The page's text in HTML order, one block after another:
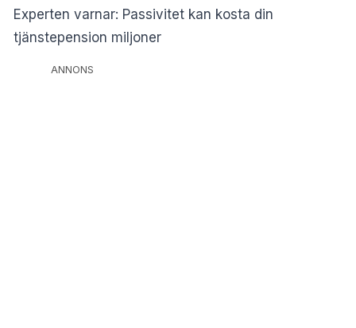
Experten varnar: Passivitet kan kosta din
tjänstepension miljoner
ANNONS